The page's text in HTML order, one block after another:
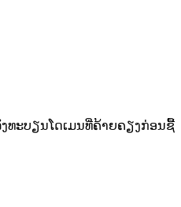
ທະບຽນໂດເມນທີ່ຄ້າຍຄຽງກ່ອນຊື້